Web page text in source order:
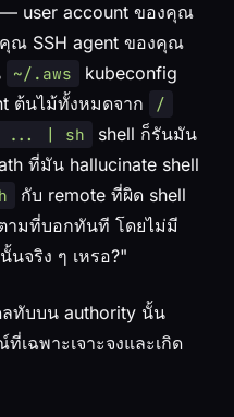
user account ของคุณ
ณ SSH agent ของคุณ
~/.aws
kubeconfig
ต้นไม้ทั้งหมดจาก
/
... | sh
shell ก็รันมัน
ที่มัน hallucinate shell
กับ remote ที่ผิด shell
ามที่บอกทันที โดยไม่มี
จริง ๆ เหรอ?"
ลทับบน authority นั้น
เฉพาะเจาะจงและเกิด